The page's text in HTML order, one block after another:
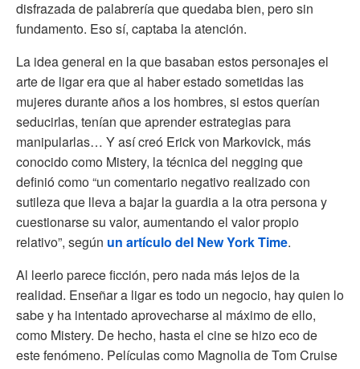
disfrazada de palabrería que quedaba bien, pero sin
fundamento. Eso sí, captaba la atención.
La idea general en la que basaban estos personajes el
arte de ligar era que al haber estado sometidas las
mujeres durante años a los hombres, si estos querían
seducirlas, tenían que aprender estrategias para
manipularlas… Y así creó Erick von Markovick, más
conocido como Mistery, la técnica del negging que
definió como “un comentario negativo realizado con
sutileza que lleva a bajar la guardia a la otra persona y
cuestionarse su valor, aumentando el valor propio
relativo”, según un artículo del New York Time.
Al leerlo parece ficción, pero nada más lejos de la
realidad. Enseñar a ligar es todo un negocio, hay quien lo
sabe y ha intentado aprovecharse al máximo de ello,
como Mistery. De hecho, hasta el cine se hizo eco de
este fenómeno. Películas como Magnolia de Tom Cruise